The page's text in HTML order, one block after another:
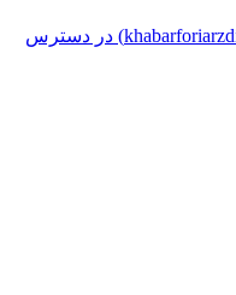
به دلیل فیلترینگ، دامنه جدید (khabarforiarzdigital.net) در دسترس